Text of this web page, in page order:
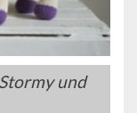
und